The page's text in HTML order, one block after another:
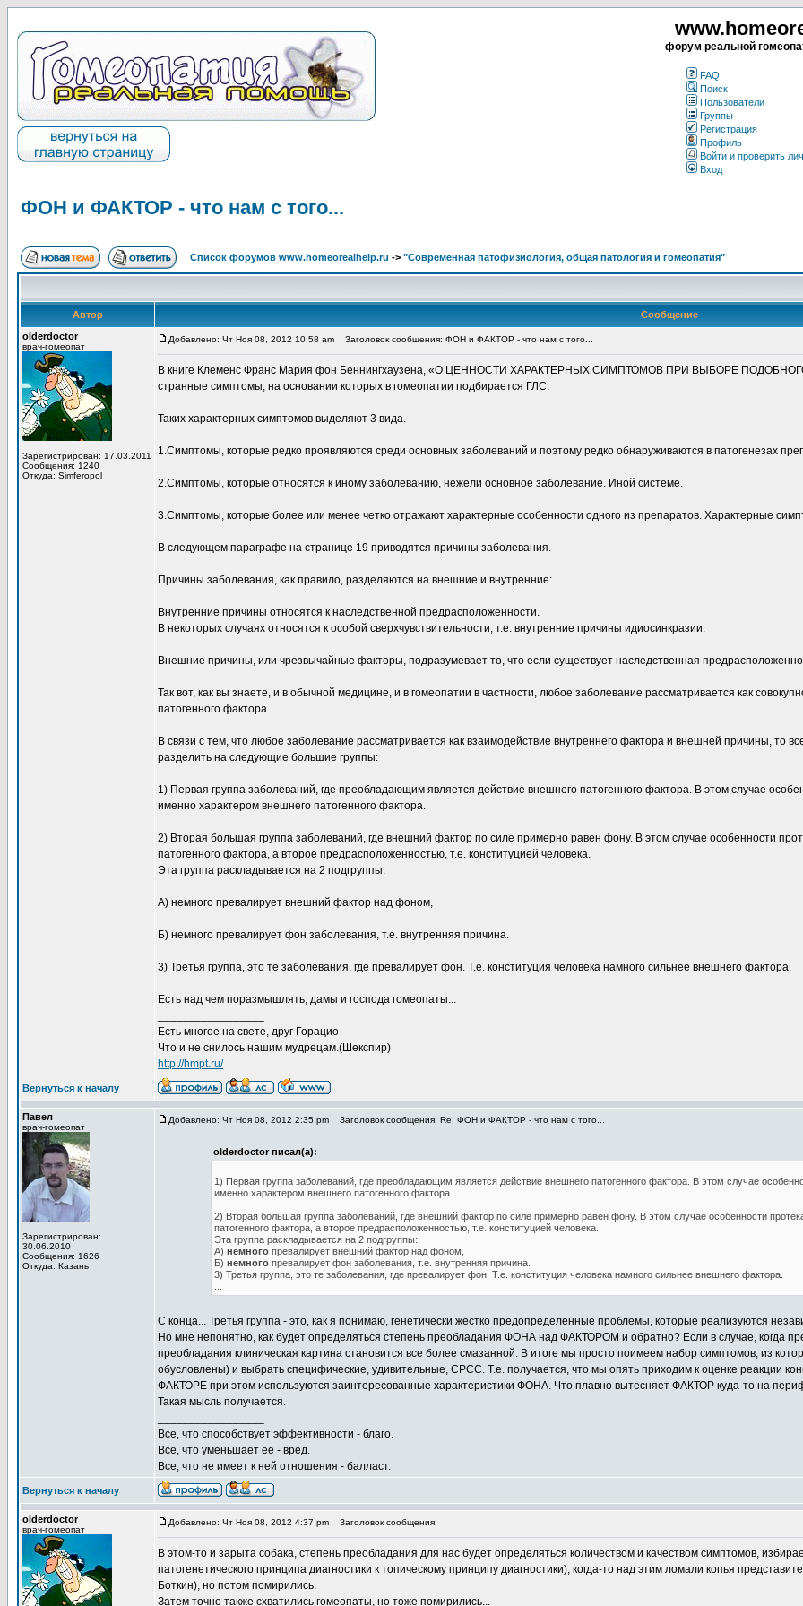
форум реальной
FAQ
Поиск
Пользователи
Группы
Регистрация
Профиль
Войти и проверить
Вход
ФОН и ФАКТОР - что нам с того...
Список форумов www.homeorealhelp.ru -> "Современная патофизиология, общая патология и гомеопатия"
Автор
Сообщение
olderdoctor
врач-гомеопат
Зарегистрирован: 17.03.2011
Сообщения: 1240
Откуда: Simferopol
Добавлено: Чт Ноя 08, 2012 10:58 am Заголовок сообщения: ФОН и ФАКТОР - что нам с того...
В книге Клеменс Франс Мария фон Беннингхаузена, «О ЦЕННОСТИ ХАРАКТЕРНЫХ СИМПТОМОВ ПРИ ВЫБОРЕ ПОДОБНОГО
странные симптомы, на основании которых в гомеопатии подбирается ГЛС.
Таких характерных симптомов выделяют 3 вида.
1.Симптомы, которые редко проявляются среди основных заболеваний и поэтому редко обнаруживаются в патогенезах
2.Симптомы, которые относятся к иному заболеванию, нежели основное заболевание. Иной системе.
3.Симптомы, которые более или менее четко отражают характерные особенности одного из препаратов. Характерные
В следующем параграфе на странице 19 приводятся причины заболевания.
Причины заболевания, как правило, разделяются на внешние и внутренние:
Внутренние причины относятся к наследственной предрасположенности.
В некоторых случаях относятся к особой сверхчувствительности, т.е. внутренние причины идиосинкразии.
Внешние причины, или чрезвычайные факторы, подразумевает то, что если существует наследственная
Так вот, как вы знаете, и в обычной медицине, и в гомеопатии в частности, любое заболевание рассматривается как
патогенного фактора.
В связи с тем, что любое заболевание рассматривается как взаимодействие внутреннего фактора и внешней причины, то
разделить на следующие большие группы:
1) Первая группа заболеваний, где преобладающим является действие внешнего патогенного фактора. В этом случае
именно характером внешнего патогенного фактора.
2) Вторая большая группа заболеваний, где внешний фактор по силе примерно равен фону. В этом случае особенности
патогенного фактора, а второе предрасположенностью, т.е. конституцией человека.
Эта группа раскладывается на 2 подгруппы:
А) немного превалирует внешний фактор над фоном,
Б) немного превалирует фон заболевания, т.е. внутренняя причина.
3) Третья группа, это те заболевания, где превалирует фон. Т.е. конституция человека намного сильнее внешнего фактора.
Есть над чем поразмышлять, дамы и господа гомеопаты...
Есть многое на свете, друг Горацио
Что и не снилось нашим мудрецам.(Шекспир)
http://hmpt.ru/
Вернуться к началу
Павел
врач-гомеопат
Зарегистрирован:
30.06.2010
Сообщения: 1626
Откуда: Казань
Добавлено: Чт Ноя 08, 2012 2:35 pm Заголовок сообщения: Re: ФОН и ФАКТОР - что нам с того...
olderdoctor писал(а):
1) Первая группа заболеваний, где преобладающим является действие внешнего патогенного фактора. В этом случае
именно характером внешнего патогенного фактора.
2) Вторая большая группа заболеваний, где внешний фактор по силе примерно равен фону. В этом случае особенности
патогенного фактора, а второе предрасположенностью, т.е. конституцией человека.
Эта группа раскладывается на 2 подгруппы:
А) немногопревалирует внешний фактор над фоном,
Б) немногопревалирует фон заболевания, т.е. внутренняя причина.
3) Третья группа, это те заболевания, где превалирует фон. Т.е. конституция человека намного сильнее внешнего фактора.
С конца... Третья группа - это, как я понимаю, генетически жестко предопределенные проблемы, которые реализуются
Но мне непонятно, как будет определяться степень преобладания ФОНА над ФАКТОРОМ и обратно? Если в случае, когда
преобладания клиническая картина становится все более смазанной. В итоге мы просто поимеем набор симптомов, из
обусловлены) и выбрать специфические, удивительные, СРСС. Т.е. получается, что мы опять приходим к оценке реакции
ФАКТОРЕ при этом используются заинтересованные характеристики ФОНА. Что плавно вытесняет ФАКТОР куда-то на
Такая мысль получается.
Все, что способствует эффективности - благо.
Все, что уменьшает ее - вред.
Все, что не имеет к ней отношения - балласт.
Вернуться к началу
olderdoctor
врач-гомеопат
Добавлено: Чт Ноя 08, 2012 4:37 pm Заголовок сообщения:
В этом-то и зарыта собака, степень преобладания для нас будет определяться количеством и качеством симптомов,
патогенетического принципа диагностики к топическому принципу диагностики), когда-то над этим ломали копья
Боткин), но потом помирились.
Затем точно также схватились гомеопаты, но тоже помирились...